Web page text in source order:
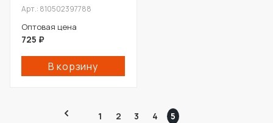
Арт.: 810502397788
Оптовая цена
725 ₽
В корзину
1 2 3 4 5